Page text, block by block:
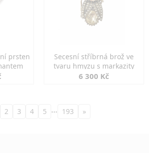
prsten
Secesní stříbrná brož ve
tvaru hmyzu s markazity
6 300 Kč
2 3 4 5 … 193 »